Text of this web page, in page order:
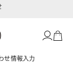
せ情報入力